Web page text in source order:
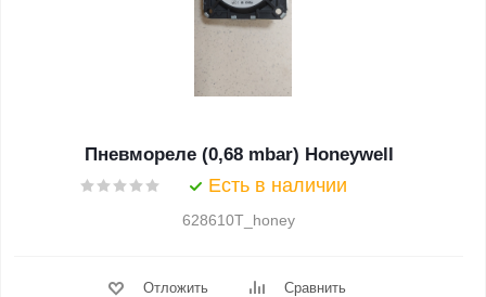
Пневмореле (0,68 mbar) Honeywell
Есть в наличии
628610T_honey
Отложить Сравнить